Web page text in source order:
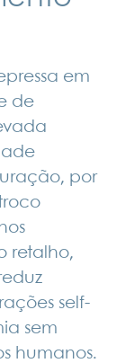
em
de
por
retalho,
self-
sem
humanos.